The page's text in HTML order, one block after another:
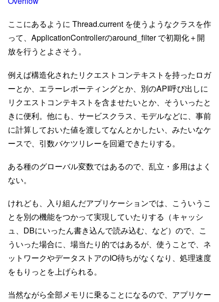
ここにあるように Thread.current を使うようなクラスを作
って、ApplicationControllerのaround_filter で初期化＋開
放を行うとよさそう。
例えば構造化されたリクエストコンテキストを持ったロガ
ーとか、エラーレポーティングとか、別のAPI呼び出しに
リクエストコンテキストを含ませたいとか、そういったと
きに便利。他にも、サービスクラス、モデルなどに、事前
に計算しておいた値を渡してなんとかしたい、みたいなケ
ースで、引数バケツリレーを回避できたりする。
ある種のグローバル変数ではあるので、乱立・多用はよく
ない。
けれども、入り組んだアプリケーションでは、こういうこ
とを別の機能をつかって実現していたりする（キャッシ
ュ、DBにいったん書き込んで読み込む、など）ので、こ
ういった場合に、場当たり的ではあるが、使うことで、ネ
ットワークやデータストアのIO待ちがなくなり、処理速度
をもりっとを上げられる。
当然ながら全部メモリに乗ることになるので、アプリケー